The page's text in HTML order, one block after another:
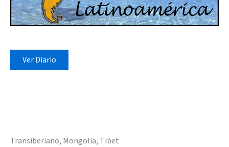
Ver Diario
Transiberiano, Mongolia, Tibet